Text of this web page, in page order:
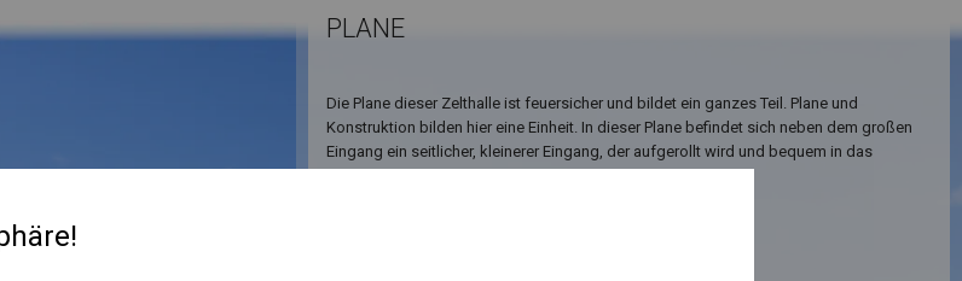
PLANE
Die Plane dieser Zelthalle ist feuersicher und bildet ein ganzes Teil. Plane und
Konstruktion bilden hier eine Einheit. In dieser Plane befindet sich neben dem großen
Eingang ein seitlicher, kleinerer Eingang, der aufgerollt wird und bequem in das